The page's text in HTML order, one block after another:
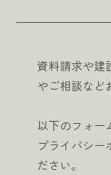
資料請求や建
やご相談など
以下のフォー
プライバシー
ださい。